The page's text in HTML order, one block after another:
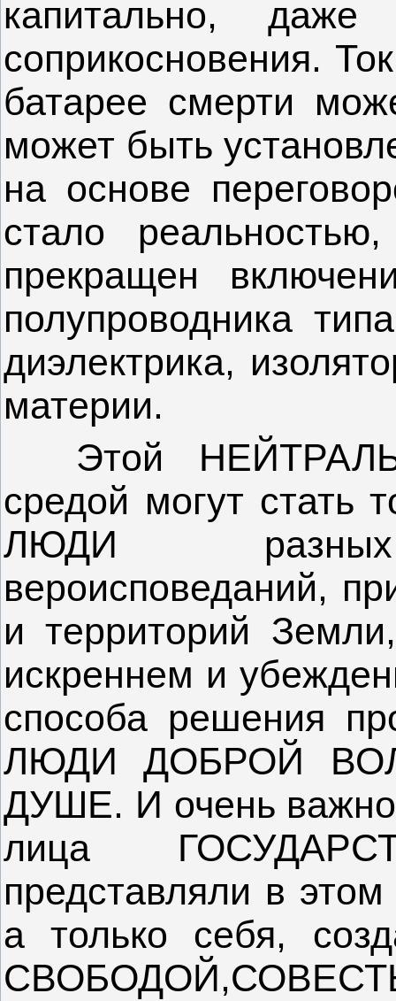
капитально,
соприкосновения.
батарее смерти
может быть
на основе
стало
прекращен
полупроводника
диэлектрика,
материи.
Этой
средой могут
ЛЮДИ разных
вероисповеданий,
и территорий
искреннем и
способа решения
ЛЮДИ ДОБРОЙ
ДУШЕ. И очень
лица
представляли в
а только себя,